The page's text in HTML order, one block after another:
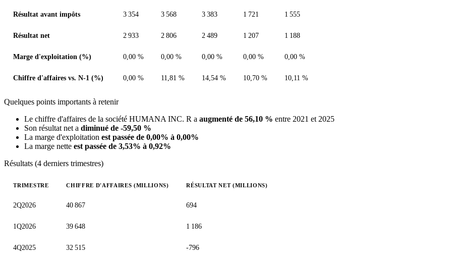
Résultat avant impôts 3 354 3 568 3 383 1 721 1 555
Résultat net 2 933 2 806 2 489 1 207 1 188
Marge d'exploitation (%) 0,00 % 0,00 % 0,00 % 0,00 % 0,00 %
Chiffre d'affaires vs. N-1 (%) 0,00 % 11,81 % 14,54 % 10,70 % 10,11 %
Quelques points importants à retenir
Le chiffre d'affaires de la société HUMANA INC. R a augmenté de 56,10 % entre 2021 et 2025
Son résultat net a diminué de -59,50 %
La marge d'exploitation est passée de 0,00% à 0,00%
La marge nette est passée de 3,53% à 0,92%
Résultats (4 derniers trimestres)
TRIMESTRE CHIFFRE D'AFFAIRES (MILLIONS) RÉSULTAT NET (MILLIONS)
2Q2026 40 867 694
1Q2026 39 648 1 186
4Q2025 32 515 -796